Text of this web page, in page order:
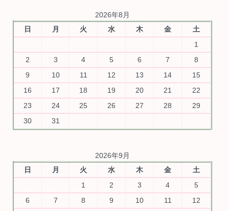
2026年8月
日
月 火 水 木 金
土
1
2
3 4 5 6 7
8
9
10 11 12 13 14
15
16
17 18 19 20 21
22
23
24 25 26 27 28
29
30
31
2026年9月
日
月 火 水 木 金
土
1
2 3 4
5
6
7 8 9 10 11
12